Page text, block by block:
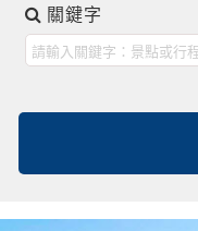
關鍵字